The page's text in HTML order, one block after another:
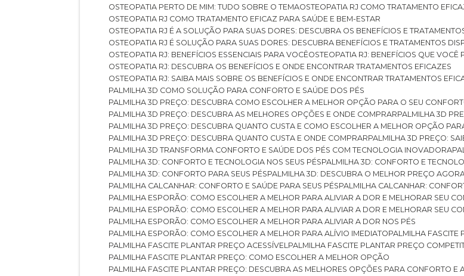
OSTEOPATIA PERTO DE MIM: TUDO SOBRE O TEMA
OSTEOPATIA RJ COMO TRATAMENTO
OSTEOPATIA RJ COMO TRATAMENTO EFICAZ PARA SAÚDE E BEM-ESTAR
OSTEOPATIA RJ É A SOLUÇÃO PARA SUAS DORES: DESCUBRA OS BENEFÍCIOS E
OSTEOPATIA RJ É SOLUÇÃO PARA SUAS DORES: DESCUBRA BENEFÍCIOS E TRATAMENTOS
OSTEOPATIA RJ: BENEFÍCIOS ESSENCIAIS PARA VOCÊ
OSTEOPATIA RJ: BENEFÍCIOS QUE VOCÊ
OSTEOPATIA RJ: DESCUBRA OS BENEFÍCIOS E ONDE ENCONTRAR TRATAMENTOS EFICAZES
OSTEOPATIA RJ: SAIBA MAIS SOBRE OS BENEFÍCIOS E ONDE ENCONTRAR TRATAMENTOS
PALMILHA 3D COMO SOLUÇÃO PARA CONFORTO E SAÚDE DOS PÉS
PALMILHA 3D PREÇO: DESCUBRA COMO ESCOLHER A MELHOR OPÇÃO PARA O SEU
PALMILHA 3D PREÇO: DESCUBRA AS MELHORES OPÇÕES E ONDE COMPRAR
PALMILHA 3D
PALMILHA 3D PREÇO: DESCUBRA QUANTO CUSTA E COMO ESCOLHER A MELHOR OPÇÃO
PALMILHA 3D PREÇO: DESCUBRA QUANTO CUSTA E ONDE COMPRAR
PALMILHA 3D PREÇO:
PALMILHA 3D TRANSFORMA CONFORTO E SAÚDE DOS PÉS COM TECNOLOGIA INOVADORA
PALMILHA 3D: CONFORTO E TECNOLOGIA NOS SEUS PÉS
PALMILHA 3D: CONFORTO E
PALMILHA 3D: CONFORTO PARA SEUS PÉS
PALMILHA 3D: DESCUBRA O MELHOR PREÇO
PALMILHA CALCANHAR: CONFORTO E SAÚDE PARA SEUS PÉS
PALMILHA CALCANHAR:
PALMILHA ESPORÃO: COMO ESCOLHER A MELHOR PARA ALIVIAR A DOR E MELHORAR SEU
PALMILHA ESPORÃO: COMO ESCOLHER A MELHOR PARA ALIVIAR A DOR E MELHORAR SEU
PALMILHA ESPORÃO: COMO ESCOLHER A MELHOR PARA ALIVIAR A DOR NOS PÉS
PALMILHA ESPORÃO: COMO ESCOLHER A MELHOR PARA ALÍVIO IMEDIATO
PALMILHA
PALMILHA FASCITE PLANTAR PREÇO ACESSÍVEL PALMILHA FASCITE PLANTAR PREÇO
PALMILHA FASCITE PLANTAR PREÇO: COMO ESCOLHER A MELHOR OPÇÃO
PALMILHA FASCITE PLANTAR PREÇO: DESCUBRA AS MELHORES OPÇÕES PARA CONFORTO E